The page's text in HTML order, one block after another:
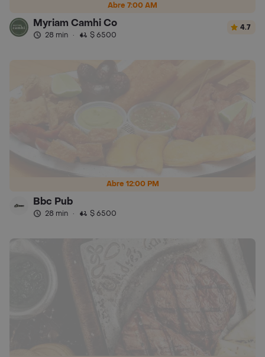
Abre 7:00 AM
Myriam Camhi Co
28 min · $ 6500
4.7
Abre 12:00 PM
Bbc Pub
28 min · $ 6500